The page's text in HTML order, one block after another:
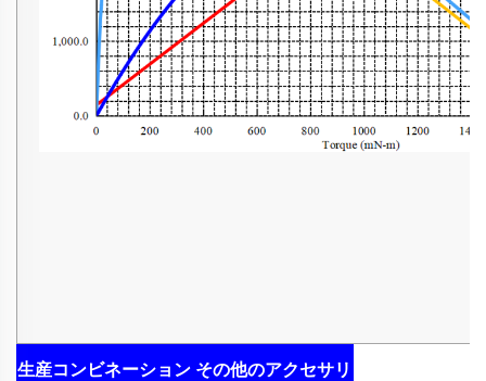
生産コンビネーション その他のアクセサリ